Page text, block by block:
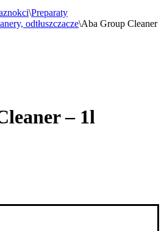
\Preparaty
odtłuszczacze\Aba Group Cleaner
– 1l